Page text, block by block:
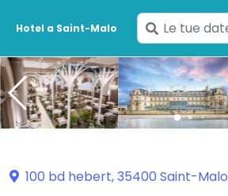
Hotel a Saint-Malo
Inserisci
le
tue
date
100 bd hebert, 35400 Saint-Malo